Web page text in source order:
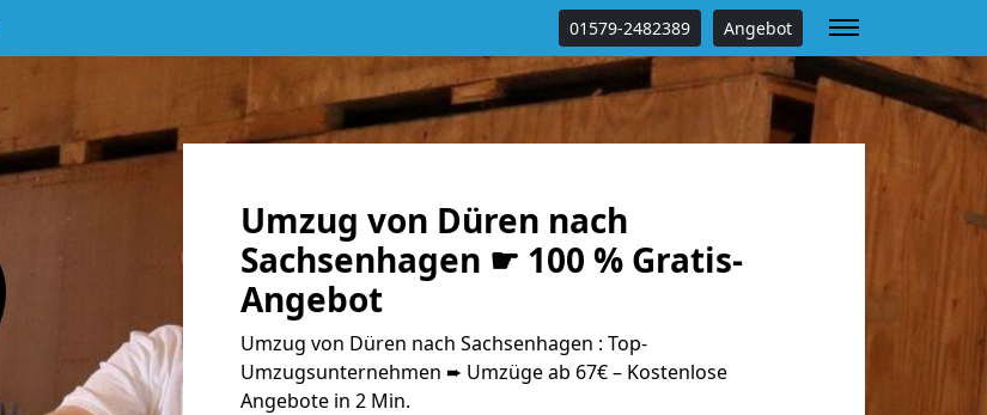
01579-2482389 Angebot
Umzug von Düren nach
Sachsenhagen ☛ 100 % Gratis-
Angebot
Umzug von Düren nach Sachsenhagen : Top-
Umzugsunternehmen ➨ Umzüge ab 67€ – Kostenlose
Angebote in 2 Min.